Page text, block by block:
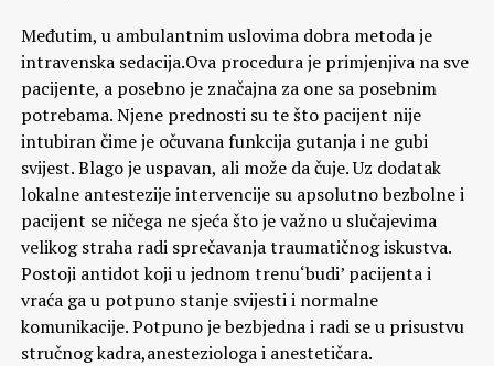
Međutim, u ambulantnim uslovima dobra metoda je
intravenska sedacija.Ova procedura je primjenjiva na sve
pacijente, a posebno je značajna za one sa posebnim
potrebama. Njene prednosti su te što pacijent nije
intubiran čime je očuvana funkcija gutanja i ne gubi
svijest. Blago je uspavan, ali može da čuje. Uz dodatak
lokalne antestezije intervencije su apsolutno bezbolne i
pacijent se ničega ne sjeća što je važno u slučajevima
velikog straha radi sprečavanja traumatičnog iskustva.
Postoji antidot koji u jednom trenu‘budi’ pacijenta i
vraća ga u potpuno stanje svijesti i normalne
komunikacije. Potpuno je bezbjedna i radi se u prisustvu
stručnog kadra,anesteziologa i anestetičara.